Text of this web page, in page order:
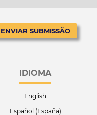
ENVIAR SUBMISSÃO
IDIOMA
English
Español (España)